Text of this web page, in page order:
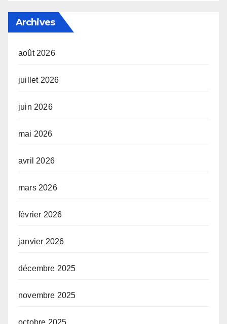
Archives
août 2026
juillet 2026
juin 2026
mai 2026
avril 2026
mars 2026
février 2026
janvier 2026
décembre 2025
novembre 2025
octobre 2025